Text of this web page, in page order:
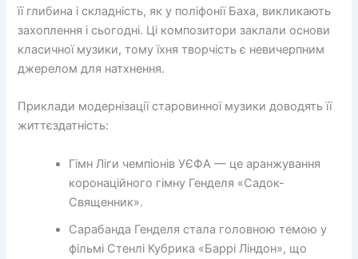
її глибина і складність, як у поліфонії Баха, викликають
захоплення і сьогодні. Ці композитори заклали основи
класичної музики, тому їхня творчість є невичерпним
джерелом для натхнення.
Приклади модернізації старовинної музики доводять її
життєздатність:
Гімн Ліги чемпіонів УЄФА — це аранжування
коронаційного гімну Генделя «Садок-
Священник».
Сарабанда Генделя стала головною темою у
фільмі Стенлі Кубрика «Баррі Ліндон», що